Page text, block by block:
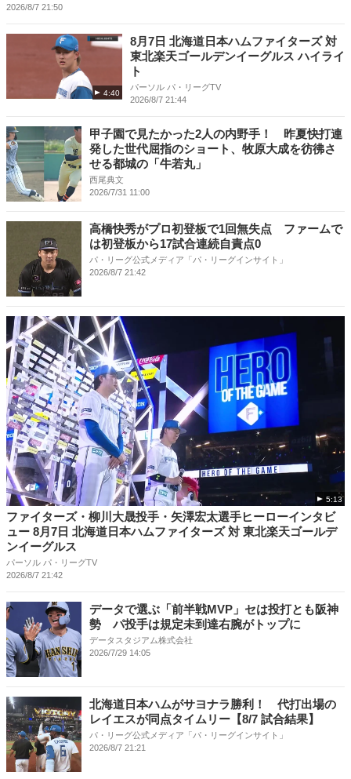
2026/8/7 21:50
4:40
8月7日 北海道日本ハムファイターズ 対
東北楽天ゴールデンイーグルス ハイライ
ト
パーソル パ・リーグTV
2026/8/7 21:44
甲子園で見たかった2人の内野手！ 昨夏快打連
発した世代屈指のショート、牧原大成を彷彿さ
せる都城の「牛若丸」
西尾典文
2026/7/31 11:00
高橋快秀がプロ初登板で1回無失点 ファームで
は初登板から17試合連続自責点0
パ・リーグ公式メディア「パ・リーグインサイト」
2026/8/7 21:42
5:13
ファイターズ・柳川大晟投手・矢澤宏太選手ヒーローインタビ
ュー 8月7日 北海道日本ハムファイターズ 対 東北楽天ゴールデ
ンイーグルス
パーソル パ・リーグTV
2026/8/7 21:42
データで選ぶ「前半戦MVP」セは投打とも阪神
勢 パ投手は規定未到達右腕がトップに
データスタジアム株式会社
2026/7/29 14:05
北海道日本ハムがサヨナラ勝利！ 代打出場の
レイエスが同点タイムリー【8/7 試合結果】
パ・リーグ公式メディア「パ・リーグインサイト」
2026/8/7 21:21